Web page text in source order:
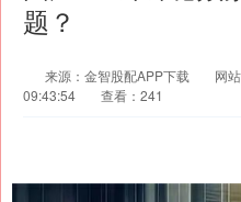
题？
来源：金智股配APP下载 网
09:43:54
查看：241